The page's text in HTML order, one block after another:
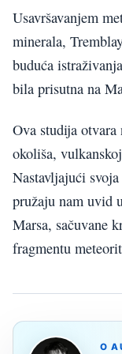
Usavršavanjem
minerala,
buduća
bila prisutna na
Ova studija
okoliša,
Nastavljajući
pružaju nam uvid
Marsa, sačuvane
fragmentu
O